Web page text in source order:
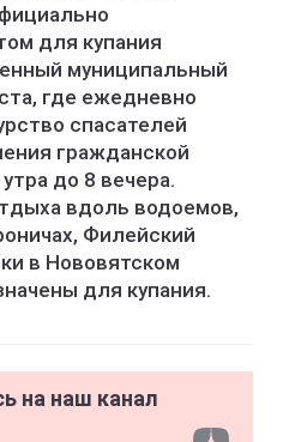
для купания
муниципальный
где ежедневно
спасателей
гражданской
до 8 вечера.
вдоль водоемов,
Филейский
в Нововятском
для купания.
на наш канал